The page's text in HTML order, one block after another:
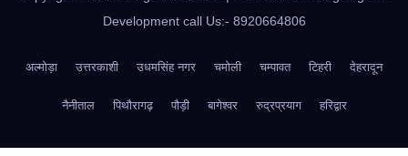
Development call Us:- 8920664806
अल्मोड़ा उत्तरकाशी उधमसिंह नगर चमोली चम्पावत टिहरी देहरादून
नैनीताल पिथौरागढ़ पौड़ी बागेश्वर रुद्रप्रयाग हरिद्वार